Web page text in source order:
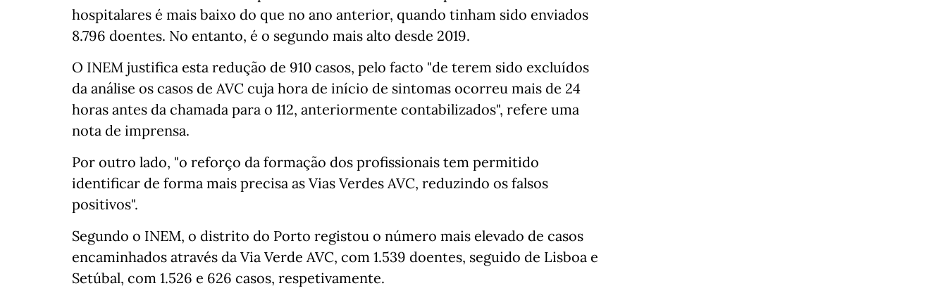
hospitalares é mais baixo do que no ano anterior, quando tinham sido enviados
8.796 doentes. No entanto, é o segundo mais alto desde 2019.
O INEM justifica esta redução de 910 casos, pelo facto "de terem sido excluídos
da análise os casos de AVC cuja hora de início de sintomas ocorreu mais de 24
horas antes da chamada para o 112, anteriormente contabilizados", refere uma
nota de imprensa.
Por outro lado, "o reforço da formação dos profissionais tem permitido
identificar de forma mais precisa as Vias Verdes AVC, reduzindo os falsos
positivos".
Segundo o INEM, o distrito do Porto registou o número mais elevado de casos
encaminhados através da Via Verde AVC, com 1.539 doentes, seguido de Lisboa e
Setúbal, com 1.526 e 626 casos, respetivamente.